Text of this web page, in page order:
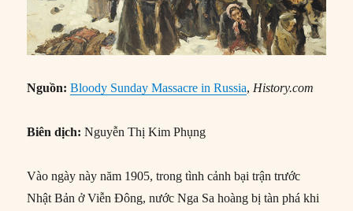
Nguồn:Bloody Sunday Massacre in Russia,History.com
Biên dịch: Nguyễn Thị Kim Phụng
Vào ngày này năm 1905, trong tình cảnh bại trận trước
Nhật Bản ở Viễn Đông, nước Nga Sa hoàng bị tàn phá khi